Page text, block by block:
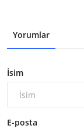
Yorumlar
İsim
E-posta